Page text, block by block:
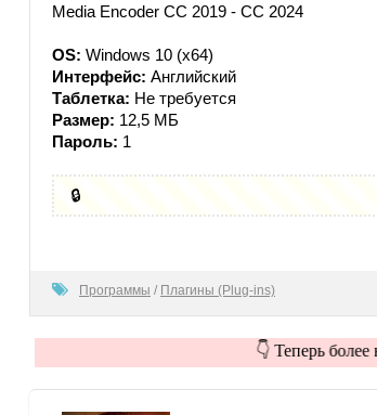
Media Encoder CC 2019 - CC 2024
OS: Windows 10 (x64)
Интерфейс: Английский
Таблетка: Не требуется
Размер: 12,5 МБ
Пароль: 1
🔒
Программы / Плагины (Plug-ins)
👇 Теперь